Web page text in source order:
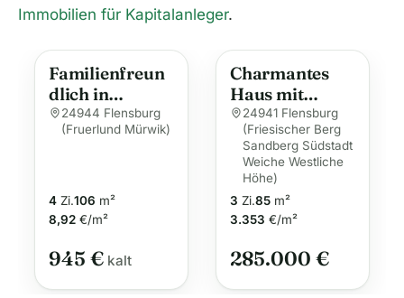
Immobilien für Kapitalanleger.
Familienfreun
dlich in
Mürwik – Ihr
neues Zuhause
24944 Flensburg
(Fruerlund Mürwik)
4Zi.106 m²
8,92€/m²
945 €kalt
Charmantes
Haus mit
Modernisierun
gen in
Flensburg
24941 Flensburg
(Friesischer Berg
Sandberg Südstadt
Weiche Westliche
Höhe)
3 Zi.85 m²
3.353 €/m²
285.000 €